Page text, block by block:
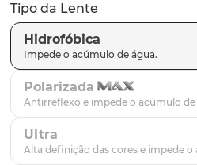
Tipo da Lente
Hidrofóbica
Polarizada
Ultra